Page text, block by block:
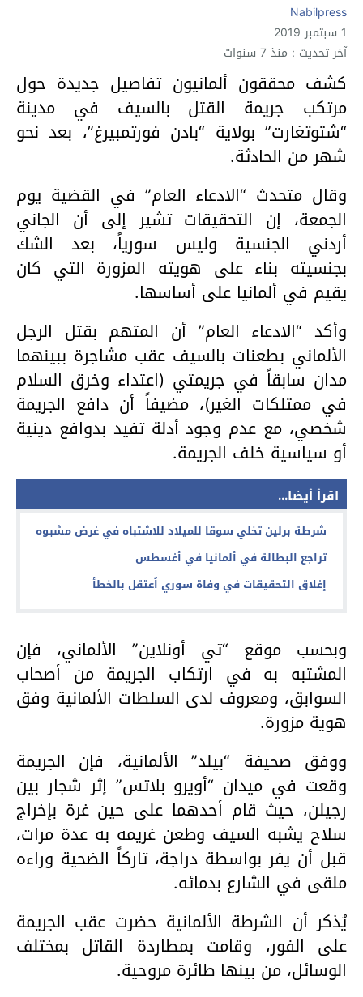
Nabilpress
1 سبتمبر 2019
آخر تحديث : منذ 7 سنوات
كشف محققون ألمانيون تفاصيل جديدة حول
مرتكب جريمة القتل بالسيف في مدينة
“شتوتغارت” بولاية “بادن فورتمبيرغ”، بعد نحو
شهرمن الحادثة.
وقال متحدث “الادعاء العام” في القضية يوم
الجمعة، إن التحقيقات تشير إلى أن الجاني
أردني الجنسية وليس سورياً، بعد الشك
بجنسيته بناء على هويته المزورة التي كان
يقيم في ألمانيا على أساسها.
وأكد“الادعاء العام” أن المتهم بقتل الرجل
الألماني بطعنات بالسيف عقب مشاجرة ببينهما
مدان سابقاً في جريمتي (اعتداء وخرق السلام
في ممتلكات الغير)، مضيفاً أن دافع الجريمة
شخصي، مع عدم وجود أدلة تفيد بدوافع دينية
أو سياسية خلف الجريمة.
اقرأ أيضا...
شرطة برلين تخلي سوقا للميلاد للاشتباه في غرض مشبوه
تراجع البطالة في ألمانيا في أغسطس
إغلاق التحقيقات في وفاة سوري اُعتقل بالخطأ
وبحسب موقع “تي أونلاين” الألماني، فإن
المشتبه به في ارتكاب الجريمة من أصحاب
السوابق، ومعروف لدى السلطات الألمانية وفق
هوية مزورة.
ووفق صحيفة “بيلد” الألمانية، فإن الجريمة
وقعت في ميدان “أويرو بلاتس” إثر شجار بين
رجيلن، حيث قام أحدهما على حين غرة بإخراج
سلاح يشبه السيف وطعن غريمه به عدة مرات،
قبل أن يفر بواسطة دراجة، تاركاً الضحية وراءه
ملقى في الشارع بدمائه.
يُذكر أن الشرطة الألمانية حضرت عقب الجريمة
على الفور، وقامت بمطاردة القاتل بمختلف
الوسائل، من بينها طائرة مروحية.